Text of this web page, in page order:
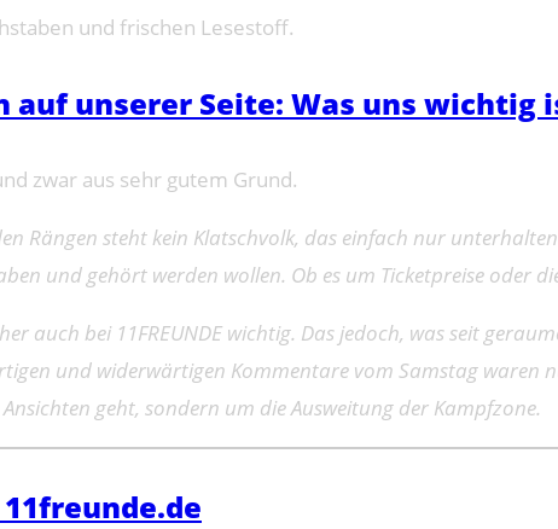
und frischen Lesestoff.
auf unserer Seite: Was uns wichtig
zwar aus sehr gutem Grund.
Rängen steht kein Klatschvolk, das einfach nur
und gehört werden wollen. Ob es um Ticketpreise oder
auch bei 11FREUNDE wichtig. Das jedoch, was seit
und widerwärtigen Kommentare vom Samstag waren
geht, sondern um die Ausweitung der Kampfzone.